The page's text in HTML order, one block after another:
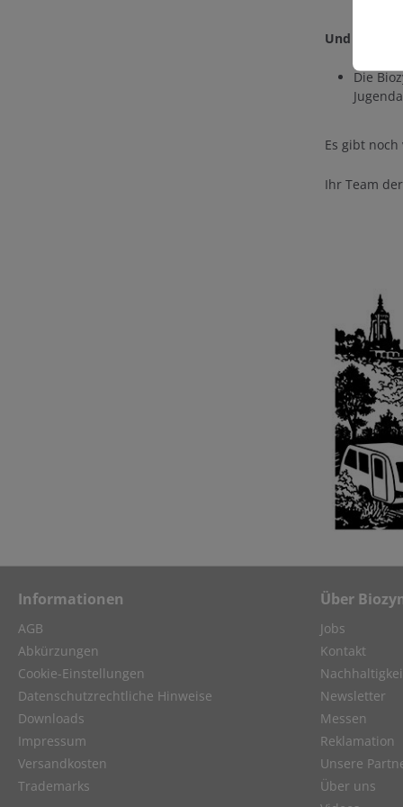
Und viele
Die
Es gibt
Ihr Team
Informationen
AGB
Abkürzungen
Cookie-Einstellungen
Datenschutzrechtliche Hinweise
Downloads
Impressum
Versandkosten
Trademarks
Über
Jobs
Kontakt
Newsletter
Messen
Reklamation
Unsere
Über uns